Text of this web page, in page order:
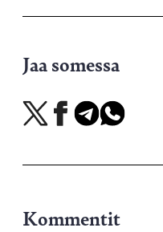
Jaa somessa
Jaa
X-
Jaa
Facebookissa
Jaa
Telegramissa
Jaa
WhatsAppissa
Kommentit